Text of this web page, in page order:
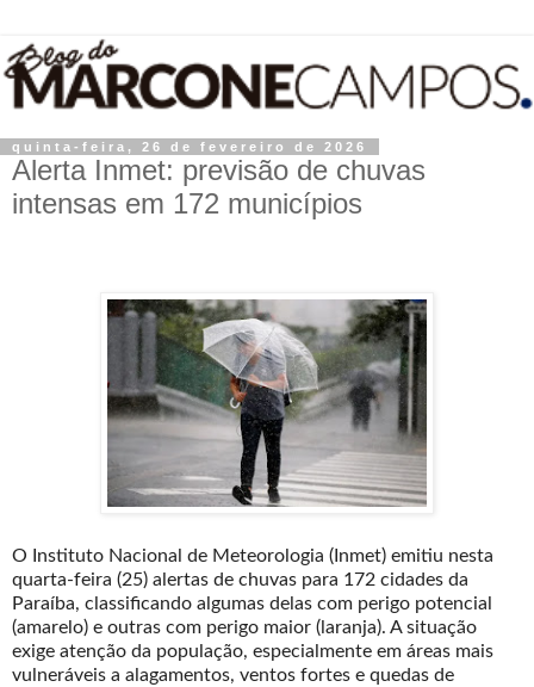
quinta-feira, 26 de fevereiro de 2026
Alerta Inmet: previsão de chuvas
intensas em 172 municípios
O Instituto Nacional de Meteorologia (Inmet) emitiu nesta
quarta-feira (25) alertas de chuvas para 172 cidades da
Paraíba, classificando algumas delas com perigo potencial
(amarelo) e outras com perigo maior (laranja). A situação
exige atenção da população, especialmente em áreas mais
vulneráveis a alagamentos, ventos fortes e quedas de